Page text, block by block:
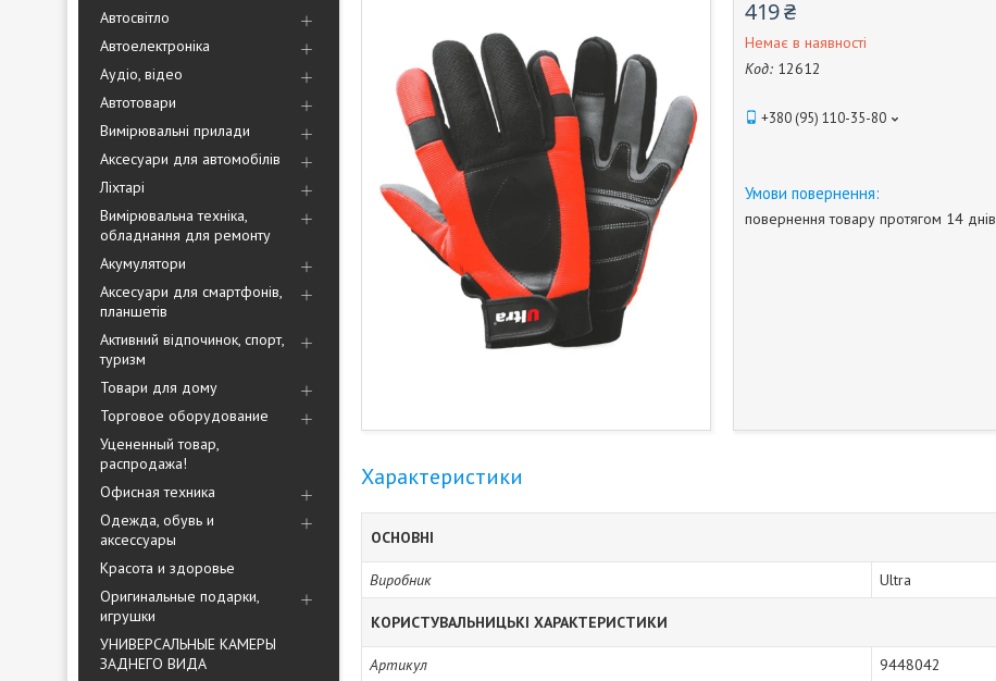
Автосвітло
Автоелектроніка
Аудіо, відео
Автотовари
Вимірювальні прилади
Аксесуари для автомобілів
Ліхтарі
Вимірювальна техніка,
обладнання для ремонту
Акумулятори
Аксесуари для смартфонів,
планшетів
Активний відпочинок, спорт,
туризм
Товари для дому
Торговое оборудование
Уцененный товар,
распродажа!
Офисная техника
Одежда, обувь и
аксессуары
Красота и здоровье
Оригинальные подарки,
игрушки
УНИВЕРСАЛЬНЫЕ КАМЕРЫ
ЗАДНЕГО ВИДА
419 ₴
Немає в наявності
Код: 12612
+380 (95) 110-35-80
повернення товару протягом 14 днів
Характеристики
ОСНОВНІ
Виробник Ultra
КОРИСТУВАЛЬНИЦЬКІ ХАРАКТЕРИСТИКИ
Артикул
9448042